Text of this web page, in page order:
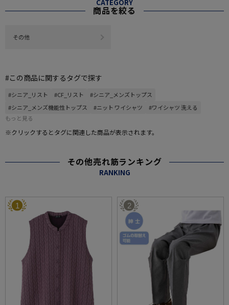
CATEGORY
商品を絞る
その他
#この商品に関するタグで探す
#シニア_リスト #CF_リスト
#シニア_メンズトップス
#シニア_メンズ機能性トップス
#ニット ワイシャツ
#ワイシャツ 洗える
もっと見る
※クリックするとタグに関連した商品が表示されます。
その他売れ筋ランキング
RANKING
1 2